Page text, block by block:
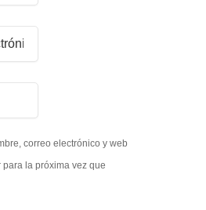
correo electrónico y web
la próxima vez que